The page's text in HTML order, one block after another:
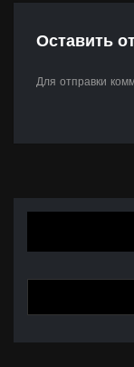
Оставить
Для отправки